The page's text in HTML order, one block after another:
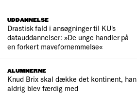
UDDANNELSE
Drastisk fald i ansøgninger til KU's
datauddannelser: »De unge handler på
en forkert mavefornemmelse«
ALUMNERNE
Knud Brix skal dække det kontinent, han
aldrig blev færdig med